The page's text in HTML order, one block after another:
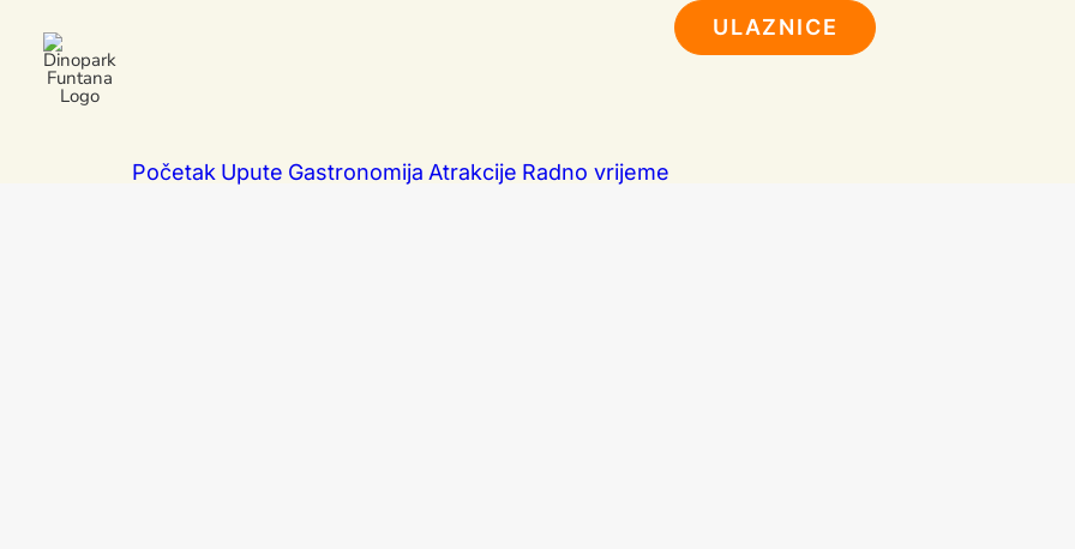
Početak Upute Gastronomija Atrakcije Radno vrijeme
ULAZNICE